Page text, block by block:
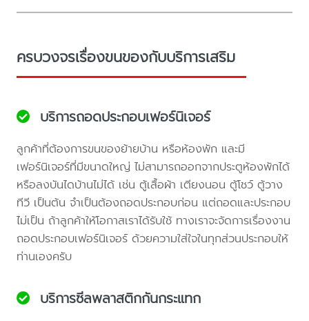
ครบวงจรเรื่องขนของกับบริการเสริม
บริการถอดประกอบเฟอร์นิเจอร์
ลูกค้าที่ต้องการขนของย้ายบ้าน หรือห้องพัก และมี
เฟอร์นิเจอร์ที่มีขนาดใหญ่ ไม่สามารถออกจากประตูห้องพักได้
หรือลงบันไดบ้านไม่ได้ เช่น ตู้เสื้อผ้า เตียงนอน ตู้โชว์ ตู้วาง
ทีวี เป็นต้น จำเป็นต้องถอดประกอบก่อน แต่ถอดและประกอบ
ไม่เป็น ถ้าลูกค้าให้โอกาสเราได้รับใช้ ทางเราจะจัดการเรื่องงาน
ถอดประกอบเฟอร์นิเจอร์ ด้วยความใส่ใจในทุกส่วนประกอบให้
ท่านเองครับ
บริการซีลพลาสติกกันกระแทก